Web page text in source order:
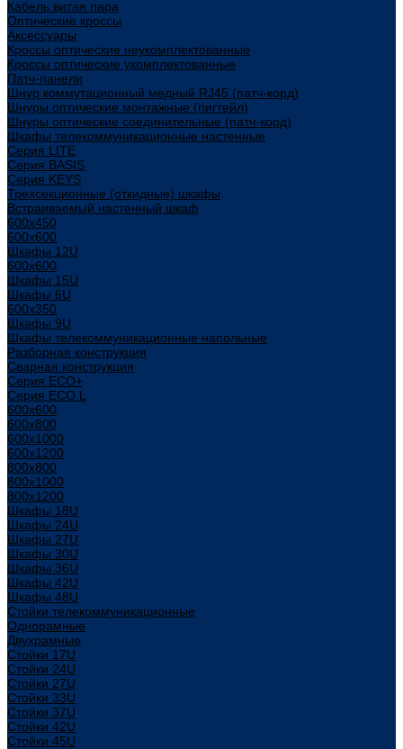
Кабель витая пара
Оптические кроссы
Аксессуары
Кроссы оптические неукомплектованные
Кроссы оптические укомплектованные
Патч-панели
Шнур коммутационный медный RJ45 (патч-корд)
Шнуры оптические монтажные (пигтейл)
Шнуры оптические соединительные (патч-корд)
Шкафы телекоммуникационные настенные
Cерия LITE
Cерия BASIS
Cерия KEYS
Трехсекционные (откидные) шкафы
Встраиваемый настенный шкаф
600x450
600x600
Шкафы 12U
600x600
Шкафы 15U
Шкафы 6U
600x350
Шкафы 9U
Шкафы телекоммуникационные напольные
Разборная конструкция
Сварная конструкция
Серия ECO+
Серия ECO L
600x600
600x800
600х1000
600х1200
800x800
800х1000
800х1200
Шкафы 18U
Шкафы 24U
Шкафы 27U
Шкафы 30U
Шкафы 36U
Шкафы 42U
Шкафы 48U
Стойки телекоммуникационные
Однорамные
Двухрамные
Стойки 17U
Стойки 24U
Стойки 27U
Стойки 33U
Стойки 37U
Стойки 42U
Стойки 45U